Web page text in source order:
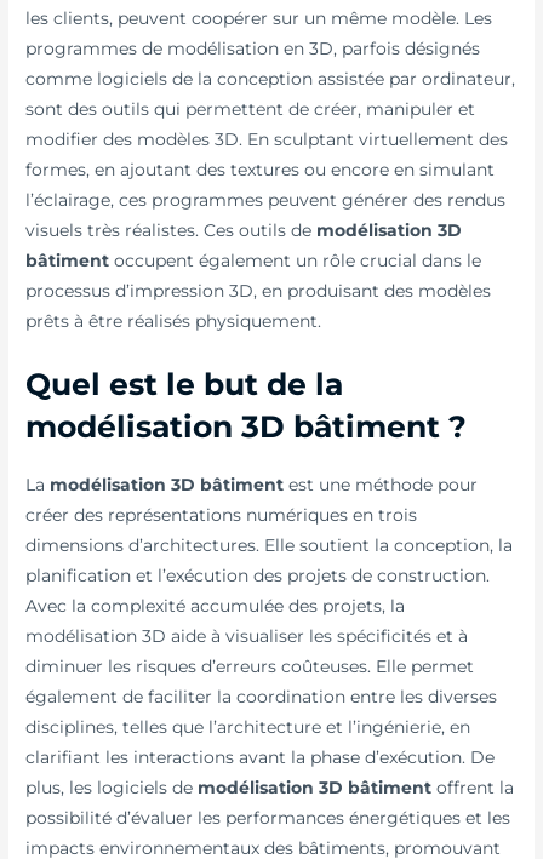
les clients, peuvent coopérer sur un même modèle. Les
programmes de modélisation en 3D, parfois désignés
comme logiciels de la conception assistée par ordinateur,
sont des outils qui permettent de créer, manipuler et
modifier des modèles 3D. En sculptant virtuellement des
formes, en ajoutant des textures ou encore en simulant
l’éclairage, ces programmes peuvent générer des rendus
visuels très réalistes. Ces outils de modélisation 3D
bâtiment occupent également un rôle crucial dans le
processus d’impression 3D, en produisant des modèles
prêts à être réalisés physiquement.
Quel est le but de la
modélisation 3D bâtiment ?
La modélisation 3D bâtiment est une méthode pour
créer des représentations numériques en trois
dimensions d’architectures. Elle soutient la conception, la
planification et l’exécution des projets de construction.
Avec la complexité accumulée des projets, la
modélisation 3D aide à visualiser les spécificités et à
diminuer les risques d’erreurs coûteuses. Elle permet
également de faciliter la coordination entre les diverses
disciplines, telles que l’architecture et l’ingénierie, en
clarifiant les interactions avant la phase d’exécution. De
plus, les logiciels de modélisation 3D bâtiment offrent la
possibilité d’évaluer les performances énergétiques et les
impacts environnementaux des bâtiments, promouvant